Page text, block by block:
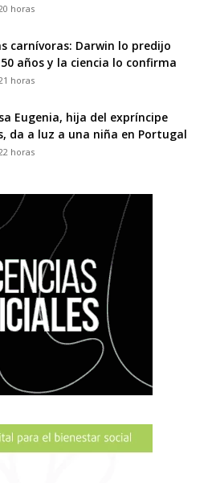
horas
carnívoras: Darwin lo predijo
años y la ciencia lo confirma
horas
Eugenia, hija del expríncipe
da a luz a una niña en Portugal
horas